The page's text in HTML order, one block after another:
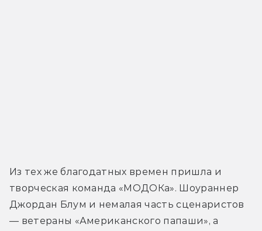
Из тех же благодатных времен пришла и
творческая команда «МОДОКа». Шоураннер
Джордан Блум и немалая часть сценаристов
— ветераны «Американского папаши», а